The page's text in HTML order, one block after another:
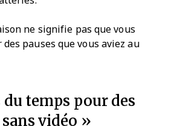
ne signifie pas que vous
pauses que vous aviez au
du temps pour des
vidéo »